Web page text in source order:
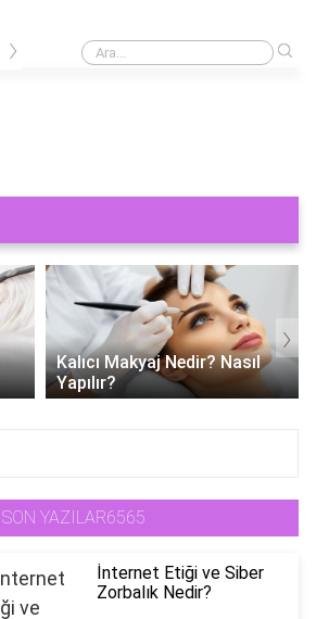
Kaş yaptırmak ne kadar 2024?
›
Kalıcı Makyaj Nedir? Nasıl
Yapılır?
›
SON YAZILAR6565
İnternet Etiği ve Siber
Zorbalık Nedir?